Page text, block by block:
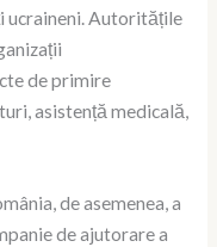
ucraineni. Autoritățile
de primire
asistență medicală,
de asemenea, a
de ajutorare a